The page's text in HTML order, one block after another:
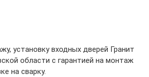
установку входных дверей Гранит
области с гарантией на монтаж
на сварку.